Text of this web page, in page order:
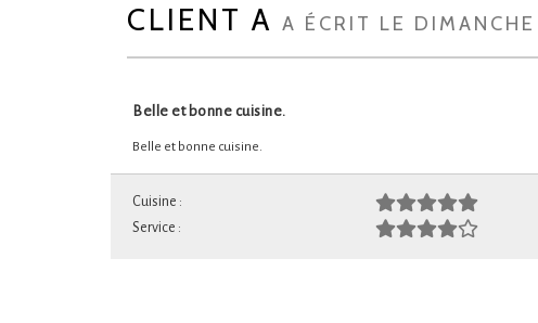
CLIENT A A ÉCRIT LE
Belle et bonne cuisine.
Belle et bonne cuisine.
Cuisine :
Service :